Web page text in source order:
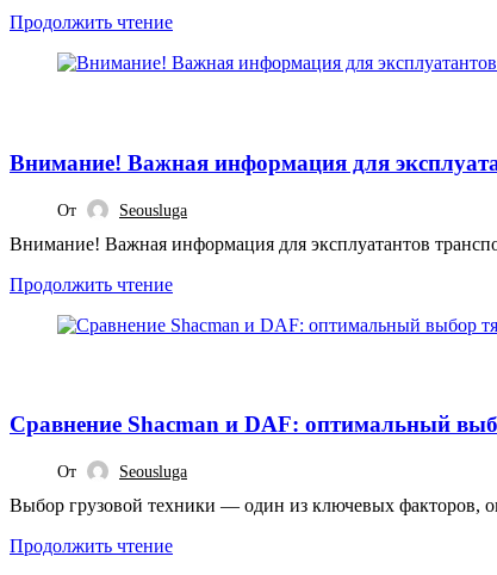
Продолжить чтение
Внимание! Важная информация для
От Seousluga
Внимание! Важная информация для эксплуатантов
Продолжить чтение
Сравнение Shacman и DAF: оптимальный
От Seousluga
Выбор грузовой техники — один из ключевых факторов,
Продолжить чтение